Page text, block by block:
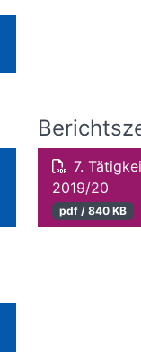
7.
2019/20
pdf / 840 KB